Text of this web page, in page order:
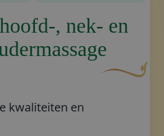
, nek- en
kwaliteiten en